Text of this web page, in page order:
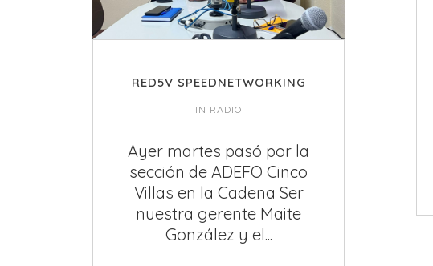
RED5V SPEEDNETWORKING
IN RADIO
Ayer martes pasó por la
sección de ADEFO Cinco
Villas en la Cadena Ser
nuestra gerente Maite
González y el...